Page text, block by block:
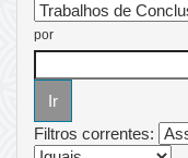
por
Filtros correntes: